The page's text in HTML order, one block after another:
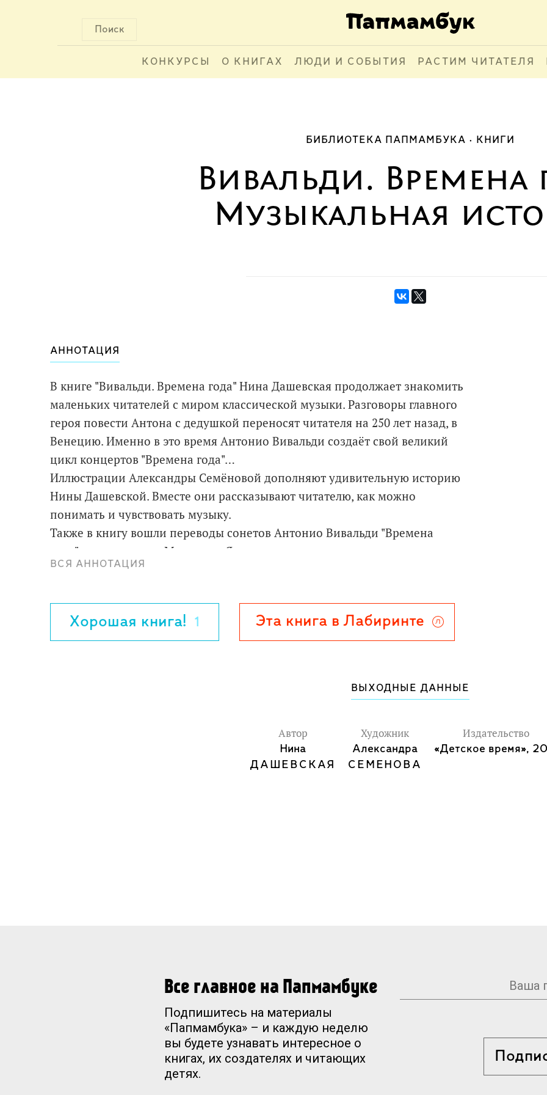
Поиск
КОНКУРСЫ О КНИГАХ ЛЮДИ И СОБЫТИЯ РАСТИМ ЧИТАТЕЛЯ
БИБЛИОТЕКА ПАПМАМБУКА КНИГИ
Вивальди. Времена
Музыкальная
АННОТАЦИЯ
В книге "Вивальди. Времена года" Нина Дашевская продолжает знакомить
маленьких читателей с миром классической музыки. Разговоры главного
героя повести Антона с дедушкой переносят читателя на 250 лет назад, в
Венецию. Именно в это время Антонио Вивальди создаёт свой великий
цикл концертов "Времена года"…
Иллюстрации Александры Семёновой дополняют удивительную историю
Нины Дашевской. Вместе они рассказывают читателю, как можно
понимать и чувствовать музыку.
Также в книгу вошли переводы сонетов Антонио Вивальди "Времена
года", выполненные Михаилом Ясновым специально для этого издания, и
статья музыковеда Александра Майкапара о жизни и творчестве великого
ВСЯ АННОТАЦИЯ
Хорошая книга! 1 Эта книга в Лабиринте
ВЫХОДНЫЕ ДАННЫЕ
Автор
Нина
ДАШЕВСКАЯ
Художник
Александра
СЕМЕНОВА
Издательство
«Детское время»,
Все главное на Папмамбуке
Подпишитесь на материалы
«Папмамбука» – и каждую неделю
вы будете узнавать интересное о
книгах, их создателях и читающих
детях.